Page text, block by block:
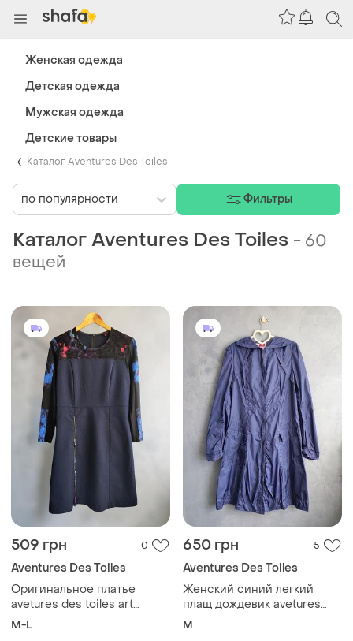
Каталог Aventures Des Toiles
Каталог Aventures Des Toiles - 60
вещей
509 грн 0
Aventures Des Toiles
Оригинальное платье
avetures des toiles art
&amp; pret a porter
M-L
650 грн 5
Aventures Des Toiles
Женский синий легкий
плащ дождевик avetures
des toiles
M
по популярности Фильтры
Женская одежда
Детская одежда
Мужская одежда
Детские товары